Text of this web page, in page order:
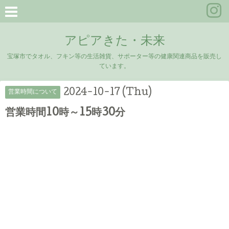
アピアきた・未来
宝塚市でタオル、フキン等の生活雑貨、サポーター等の健康関連商品を販売し
ています。
営業時間について 2024-10-17 (Thu)
営業時間10時～15時30分